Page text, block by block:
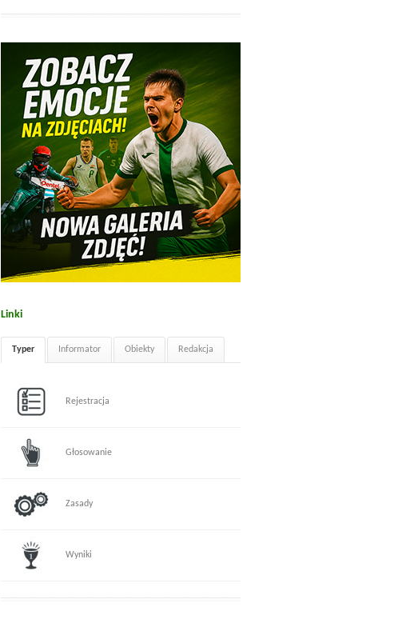
Linki
Typer Informator Obiekty Redakcja
Rejestracja
Głosowanie
Zasady
Wyniki